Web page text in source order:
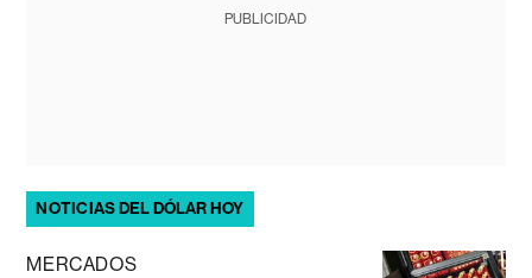
PUBLICIDAD
NOTICIAS DEL DÓLAR HOY
MERCADOS